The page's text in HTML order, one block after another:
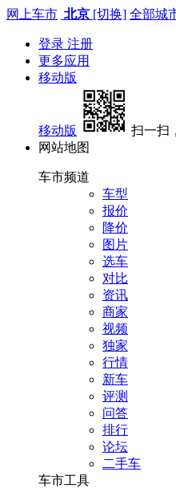
网上车市 北京 [切换] 全部城
登录 注册
更多应用
移动版
移动版
扫一扫
网站地图
车市频道
车型
报价
降价
图片
选车
对比
资讯
商家
视频
独家
行情
新车
评测
问答
排行
论坛
二手车
车市工具